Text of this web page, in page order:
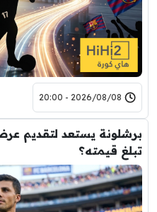
2026/08/08 - 20:00
برشلونة يستعد لتقديم
تبلغ قيمته؟